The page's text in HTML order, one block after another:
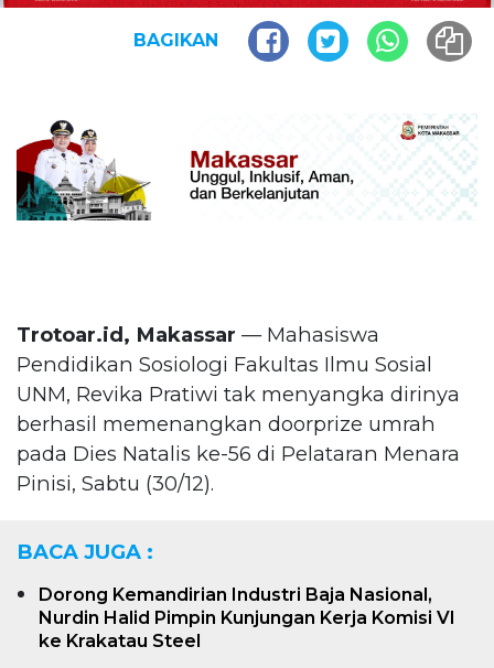
BAGIKAN
Trotoar.id, Makassar — Mahasiswa
Pendidikan Sosiologi Fakultas Ilmu Sosial
UNM, Revika Pratiwi tak menyangka dirinya
berhasil memenangkan doorprize umrah
pada Dies Natalis ke-56 di Pelataran Menara
Pinisi, Sabtu (30/12).
BACA JUGA :
Dorong Kemandirian Industri Baja Nasional,
Nurdin Halid Pimpin Kunjungan Kerja Komisi VI
ke Krakatau Steel